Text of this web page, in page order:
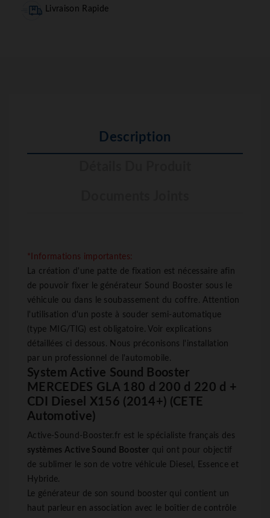
Livraison Rapide
Description
*Informations importantes:
La création d'une patte de fixation est nécessaire afin
de pouvoir fixer le générateur Sound Booster sous le
véhicule ou dans le soubassement du coffre. Attention
l'utilisation d'un poste à souder semi-automatique
(type MIG/TIG) est obligatoire. Voir explications
détaillées ci dessous. Nous préconisons l'installation
par un professionnel de l'automobile.
System Active Sound Booster
MERCEDES GLA 180 d 200 d 220 d +
CDI Diesel X156 (2014+) (CETE
Automotive)
Active-Sound-Booster.fr est le spécialiste français des
systèmes Active Sound Booster qui ont pour objectif
de sublimer le son de votre véhicule Diesel, Essence et
Hybride.
Le générateur de son sound booster qui contient un
haut parleur en association avec le boîtier de contrôle